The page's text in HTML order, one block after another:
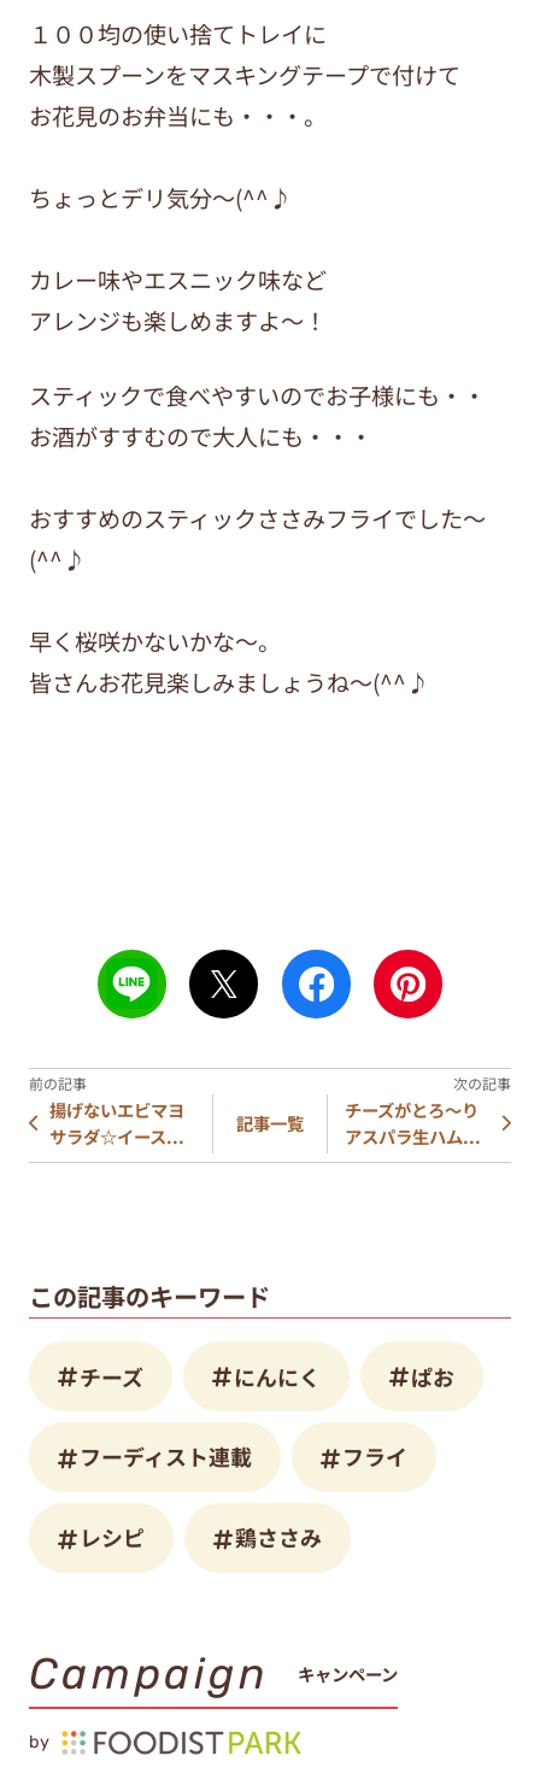
１００均の使い捨てトレイに
木製スプーンをマスキングテープで付けて
お花見のお弁当にも・・・。
ちょっとデリ気分〜(^^♪
カレー味やエスニック味など
アレンジも楽しめますよ〜！
スティックで食べやすいのでお子様にも・・
お酒がすすむので大人にも・・・
おすすめのスティックささみフライでした〜
(^^♪
早く桜咲かないかな～。
皆さんお花見楽しみましょうね～(^^♪
揚げないエビマヨ
サラダ☆イース...
記事一覧
チーズがとろ～り
アスパラ生ハム...
この記事のキーワード
チーズ にんにく ぱお
フーディスト連載 フライ
レシピ 鶏ささみ
Campaign キャンペーン
by